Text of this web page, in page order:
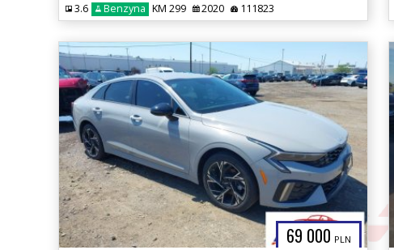
3.6 Benzyna KM 299 2020 111823
69 000 PLN